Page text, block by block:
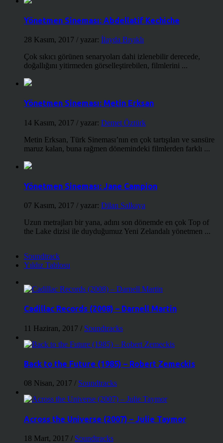
Yönetmen Sineması: Abdellatif Kechiche
28 Kasım, 2017 / yazar: İlayda Bıyıklı
Çok sıkıcı görünen senaryoları dahi izlenebilir derecede,
doğallığını yitirmeden görselleştirebilen, filmlerini ...
Yönetmen Sineması: Metin Erksan
14 Kasım, 2017 / yazar: Demet Öztürk
Metin Erksan, Türk Sineması’nın en çok tartışılan ve sansüre
maruz kalan, buna rağmen dönemindeki filmlerden farklı ...
Yönetmen Sineması: Jane Campion
07 Kasım, 2017 / yazar: Dilan Salkaya
Uzun metrajları bir yana, adını son dönemde en çok Top of
the Lake dizisi ile duyduğumuz Yeni Zelandalı yönetmen ...
Soundtrack
Yıldız Tablosu
Cadillac Records (2008) – Darnell Martin
11 Haziran, 2017 / Soundtracks
Back to the Future (1985) – Robert Zemeckis
08 Nisan, 2017 / Soundtracks
Across the Universe (2007) – Julie Taymor
18 Mart, 2017 / Soundtracks